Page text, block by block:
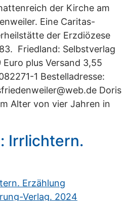
der Kirche am
Eine Caritas-
der Erzdiözese
Friedland: Selbstverlag
plus Versand 3,55
1 Bestelladresse:
Doris
Alter von vier Jahren in
Irrlichtern.